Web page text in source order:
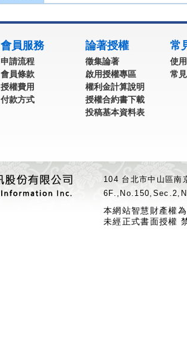
會員服務
申請流程
會員條款
授權費用
付款方式
論著授權
徵集論著
啟用授權專區
權利金計算說明
授權合約書下載
投稿基本資料表
常
使
常
104 台北市中山區
本網站智慧財產權
未經正式書面授權